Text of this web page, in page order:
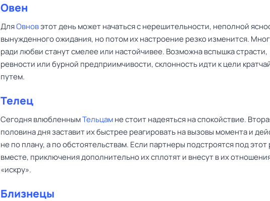
Овен
ДляОвновэтот день может начаться с нерешительности, неполной
вынужденного ожидания, но потом их настроение резко изменится.
ради любви станут смелее или настойчивее. Возможна вспышка страсти,
ревности или бурной предприимчивости, склонность идти к цели
путем.
Телец
Сегодня влюбленнымТельцамне стоит надеяться на спокойствие.
половина дня заставит их быстрее реагировать на вызовы момента и
не по плану, а по обстоятельствам. Если партнеры подстроятся под этот
вместе, приключения дополнительно их сплотят и внесут в их
«искру».
Близнецы